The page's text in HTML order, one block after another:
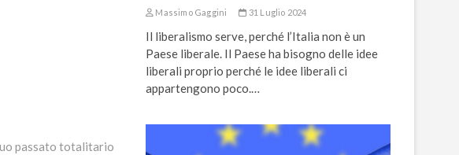
passato totalitario
Massimo Gaggini 31 Luglio 2024
Il liberalismo serve, perché l’Italia non è un
Paese liberale. Il Paese ha bisogno delle idee
liberali proprio perché le idee liberali ci
appartengono poco.…